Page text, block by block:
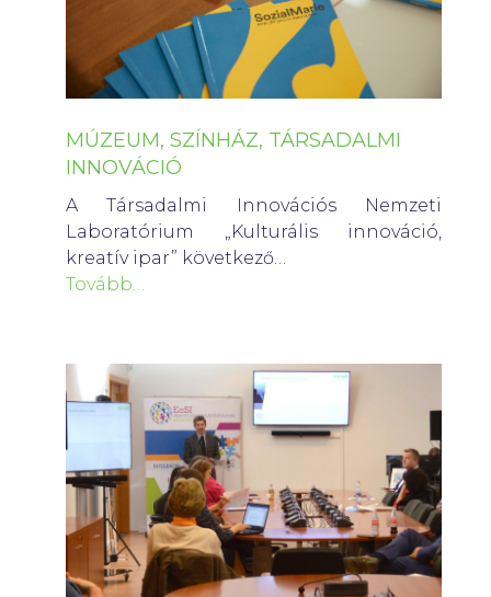
MÚZEUM, SZÍNHÁZ, TÁRSADALMI
INNOVÁCIÓ
A Társadalmi Innovációs Nemzeti
Laboratórium „Kulturális innováció,
kreatív ipar” következő…
Tovább…